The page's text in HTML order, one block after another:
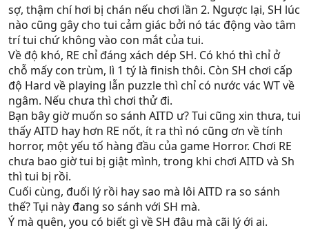
sợ, thậm chí hơi bị chán nếu chơi lần 2. Ngược lại, SH lúc
nào cũng gây cho tui cảm giác bởi nó tác động vào tâm
trí tui chứ không vào con mắt của tui.
Về độ khó, RE chỉ đáng xách dép SH. Có khó thì chỉ ở
chỗ mấy con trùm, lì 1 tý là finish thôi. Còn SH chơi cấp
độ Hard về playing lẫn puzzle thì chỉ có nước vác WT về
ngâm. Nếu chưa thì chơi thử đi.
Bạn bây giờ muốn so sánh AITD ư? Tui cũng xin thưa, tui
thấy AITD hay hơn RE nốt, ít ra thì nó cũng ơn về tính
horror, một yếu tố hàng đầu của game Horror. Chơi RE
chưa bao giờ tui bị giật mình, trong khi chơi AITD và Sh
thì tui bị rồi.
Cuối cùng, đuối lý rồi hay sao mà lôi AITD ra so sánh
thế? Tụi này đang so sánh với SH mà.
Ý mà quên, you có biết gì về SH đâu mà cãi lý ới ai.